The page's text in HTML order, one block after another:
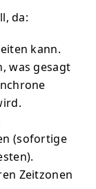
da:
kann.
was gesagt
(sofortige
Zeitzonen